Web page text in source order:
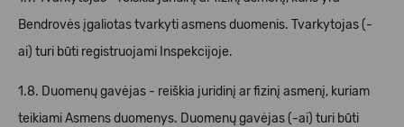
Bendrovės įgaliotas tvarkyti asmens duomenis. Tvarkytojas (-
ai) turi būti registruojami Inspekcijoje.
1.8. Duomenų gavėjas - reiškia juridinį ar fizinį asmenį, kuriam
teikiami Asmens duomenys. Duomenų gavėjas (-ai) turi būti